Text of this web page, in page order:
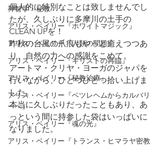
神智学・秘教
アリス・ベイリー『ホワイトマジック』
アリス・ベイリー『人類の問題』
アリス・ベイリー『キリストの再臨』
アリス・ベイリー『秘教治療』
アリス・ベイリー『ベツレヘムからカルバリ
ーへ』
アリス・ベイリー『魂の光』
アリス・ベイリー『トランス・ヒマラヤ密教
個人的に特別なことは致しませんでし
たが、久しぶりに多摩川の土手の
CLEAN UPを！
昨秋の台風の爪痕もやっと癒えつつあ
り、自然の力への感謝をこめて。
アートマ・クリヤ・ヨーガのジャパを
行いながら、ひとつひとつ拾い上げま
した。
本当に久しぶりだったこともあり、あ
っという間に持参した袋はいっぱいに
なりました。